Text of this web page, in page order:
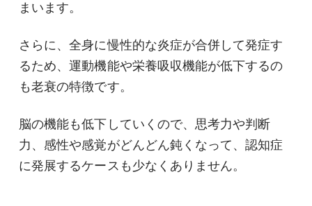
まいます。
さらに、全身に慢性的な炎症が合併して発症す
るため、運動機能や栄養吸収機能が低下するの
も老衰の特徴です。
脳の機能も低下していくので、思考力や判断
力、感性や感覚がどんどん鈍くなって、認知症
に発展するケースも少なくありません。